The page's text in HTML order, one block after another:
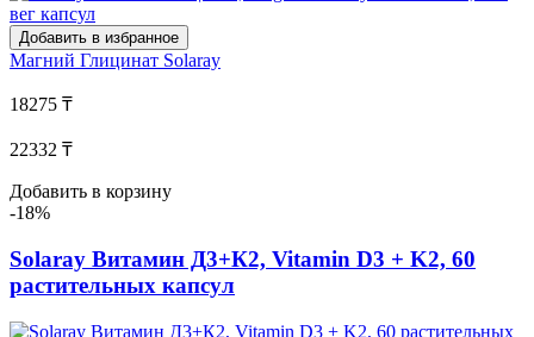
Добавить в избранное
Магний Глицинат Solaray
18275 ₸
22332 ₸
Добавить в корзину
-18%
Solaray Витамин Д3+К2, Vitamin D3 + K2, 60
растительных капсул